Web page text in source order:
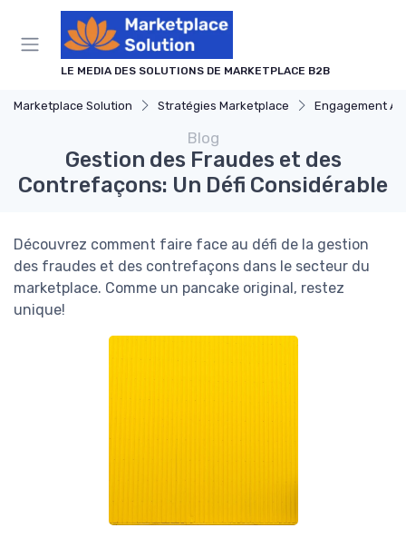
LE MEDIA DES SOLUTIONS DE MARKETPLACE B2B
Marketplace Solution Stratégies Marketplace Engagement
Blog
Gestion des Fraudes et des
Contrefaçons: Un Défi Considérable
Découvrez comment faire face au défi de la gestion
des fraudes et des contrefaçons dans le secteur du
marketplace. Comme un pancake original, restez
unique!
Panneau de gestion des cookies